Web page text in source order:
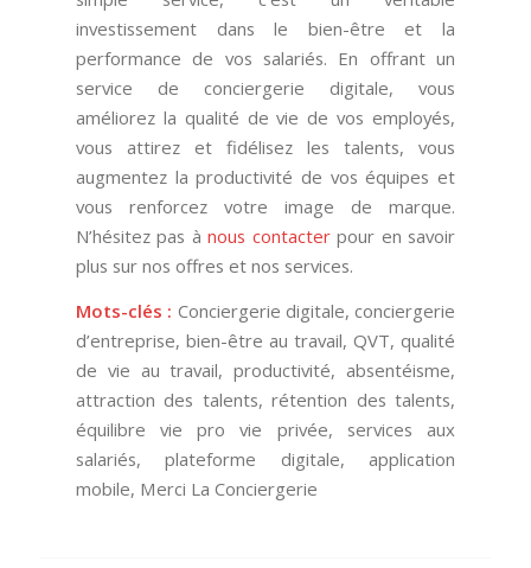
investissement dans le bien-être et la
performance de vos salariés. En offrant un
service de conciergerie digitale, vous
améliorez la qualité de vie de vos employés,
vous attirez et fidélisez les talents, vous
augmentez la productivité de vos équipes et
vous renforcez votre image de marque.
N’hésitez pas ànous contacterpour en savoir
plus sur nos offres et nos services.
Mots-clés : Conciergerie digitale, conciergerie
d’entreprise, bien-être au travail, QVT, qualité
de vie au travail, productivité, absentéisme,
attraction des talents, rétention des talents,
équilibre vie pro vie privée, services aux
salariés, plateforme digitale, application
mobile, Merci La Conciergerie